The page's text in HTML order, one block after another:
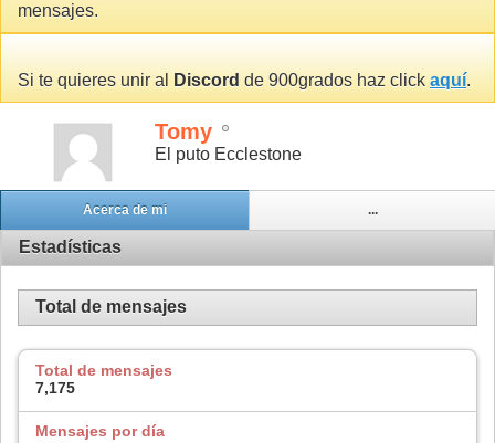
mensajes.
Si te quieres unir al Discord de 900grados haz click aquí.
Tomy
El puto Ecclestone
Acerca de mi ...
Estadísticas
Total de mensajes
Total de mensajes
7,175
Mensajes por día